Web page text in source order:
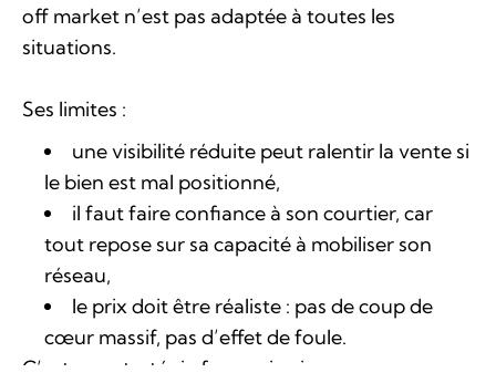
off market n’est pas adaptée à toutes les
situations.
Ses limites :
une visibilité réduite peut ralentir la vente si
le bien est mal positionné,
il faut faire confiance à son courtier, car
tout repose sur sa capacité à mobiliser son
réseau,
le prix doit être réaliste : pas de coup de
cœur massif, pas d’effet de foule.
C’est une stratégie fine, qui exige